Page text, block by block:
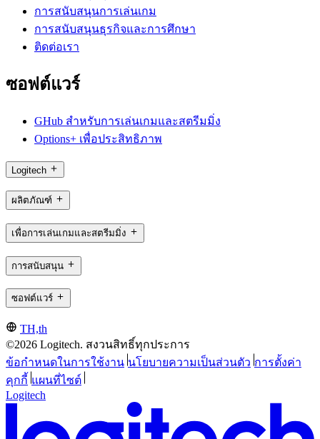
การสนับสนุนการเล่นเกม
การสนับสนุนธุรกิจและการศึกษา
ติดต่อเรา
ซอฟต์แวร์
GHub สำหรับการเล่นเกมและสตรีมมิ่ง
Options+ เพื่อประสิทธิภาพ
Logitech
ผลิตภัณฑ์
เพื่อการเล่นเกมและสตรีมมิ่ง
การสนับสนุน
ซอฟต์แวร์
TH,th
©2026 Logitech. สงวนสิทธิ์ทุกประการ
ข้อกำหนดในการใช้งาน นโยบายความเป็นส่วนตัว การตั้งค่า
คุกกี้ แผนที่ไซต์
Logitech